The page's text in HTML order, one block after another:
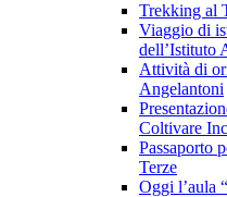
Trekking al
Viaggio di
dell’Istituto
Attività di
Angelantoni
Coltivare
Passaporto
Terze
Oggi l’aula